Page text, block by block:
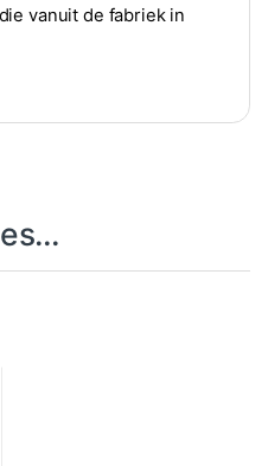
vanuit de fabriek in